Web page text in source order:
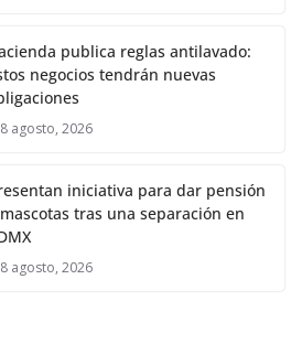
publica reglas antilavado:
negocios tendrán nuevas
8 agosto, 2026
iniciativa para dar pensión
tras una separación en
8 agosto, 2026